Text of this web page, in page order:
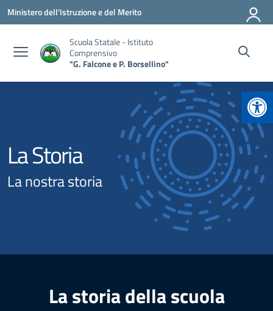
Vai ai contenuti
Vai al menu di navigazione
Vai al footer
Ministero dell'Istruzione e del Merito
Scuola Statale - Istituto
Comprensivo
"G. Falcone e P. Borsellino"
La Storia
La nostra storia
La storia della scuola